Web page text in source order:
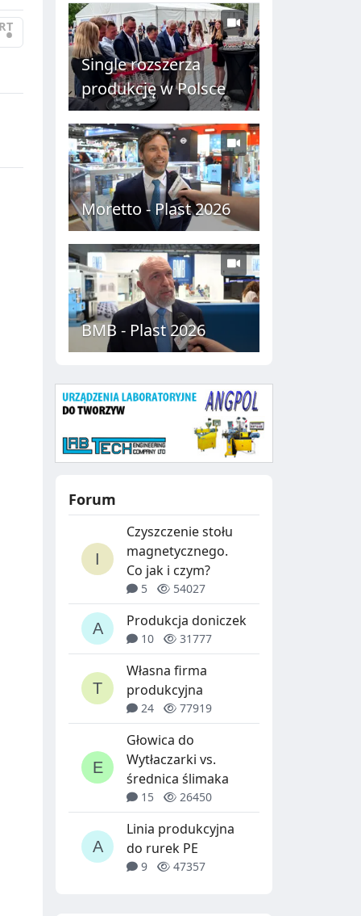
•
C
HSingle rozszerza
produkcję w Polsce
Moretto - Plast 2026
BMB - Plast 2026
Forum
Czyszczenie stołu
magnetycznego.
Co jak i czym?
5 54027
Produkcja doniczek
10 31777
Własna firma
produkcyjna
24 77919
Głowica do
Wytłaczarki vs.
średnica ślimaka
15 26450
Linia produkcyjna
do rurek PE
9 47357